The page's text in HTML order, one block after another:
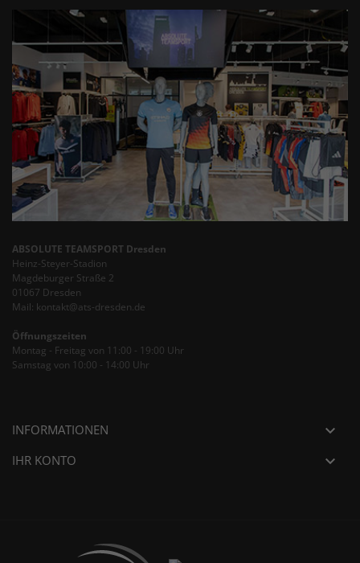
ABSOLUTE TEAMSPORT Dresden
Heinz-Steyer-Stadion
Magdeburger Straße 2
01067 Dresden
Mail: kontakt@ats-dresden.de
Öffnungszeiten
Montag - Freitag von 11:00 - 19:00 Uhr
Samstag von 10:00 - 14:00 Uhr
INFORMATIONEN 
IHR KONTO 